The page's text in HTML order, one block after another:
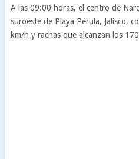
A las 09:00 horas, el centro de
suroeste de Playa Pérula, Jalisco,
km/h y rachas que alcanzan los